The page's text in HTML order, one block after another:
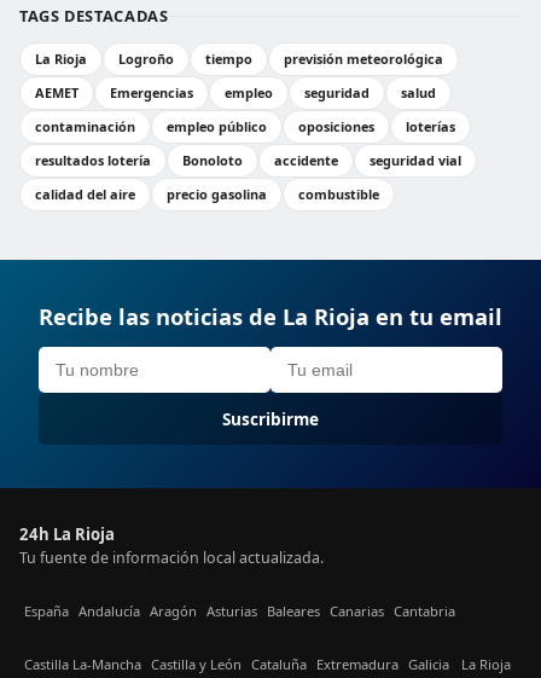
TAGS DESTACADAS
La Rioja Logroño tiempo
previsión meteorológica
AEMET
Emergencias empleo seguridad
salud
contaminación
empleo público oposiciones
loterías
resultados lotería
Bonoloto accidente
seguridad vial
calidad del aire
precio gasolina combustible
Recibe las noticias de La Rioja en tu email
Suscribirme
24h La Rioja
Tu fuente de información local actualizada.
España Andalucía Aragón Asturias Baleares Canarias Cantabria
Castilla La-Mancha Castilla y León Cataluña Extremadura Galicia La Rioja